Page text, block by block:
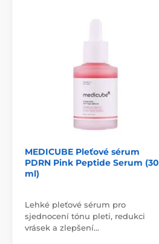
MEDICUBE Pleťové sérum
PDRN Pink Peptide Serum (30
ml)
Lehké pleťové sérum pro
sjednocení tónu pleti, redukci
vrásek a zlepšení…